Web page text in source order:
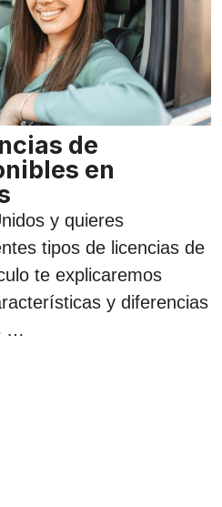
de
en
y quieres
tipos de licencias de
te explicaremos
y diferencias
…